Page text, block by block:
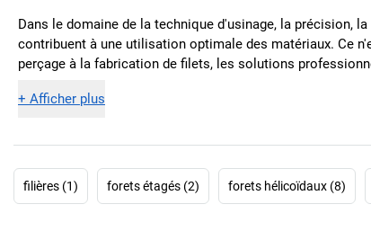
Dans le domaine de la technique d'usinage, la précision,
contribuent à une utilisation optimale des matériaux. Ce
perçage à la fabrication de filets, les solutions
+ Afficher plus
filières (1) forets étagés (2) forets hélicoïdaux (8)